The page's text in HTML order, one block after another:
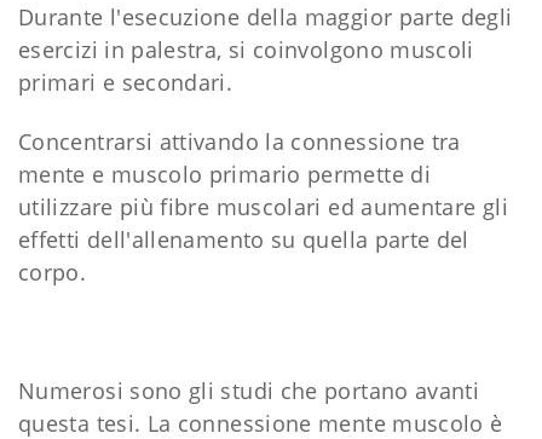
Durante l'esecuzione della maggior parte degli
esercizi in palestra, si coinvolgono muscoli
primari e secondari.
Concentrarsi attivando la connessione tra
mente e muscolo primario permette di
utilizzare più fibre muscolari ed aumentare gli
effetti dell'allenamento su quella parte del
corpo.
Numerosi sono gli studi che portano avanti
questa tesi. La connessione mente muscolo è